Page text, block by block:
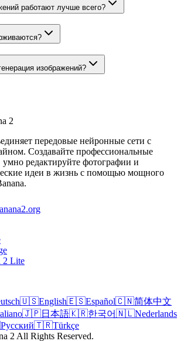
работают лучше всего?
изображений?
2
передовые нейронные сети с
Создавайте профессиональные
умно редактируйте фотографии и
идеи в жизнь с помощью мощного
2 Lite
🇺🇸English🇪🇸Español🇨🇳简体中文
🇯🇵日本語🇰🇷한국어🇳🇱Nederlands
Русский🇹🇷Türkçe
2 All Rights Reserved.